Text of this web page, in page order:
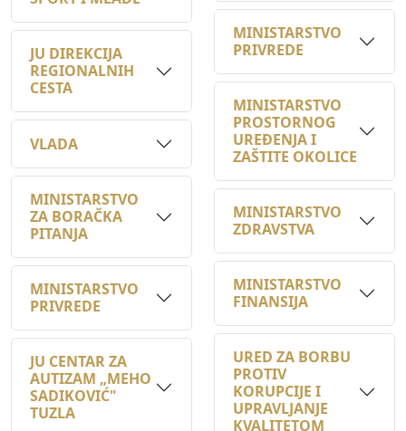
REGIONALNIH
CESTA
ZA BORAČKA
PITANJA
PRIVREDE
AUTIZAM „MEHO
SADIKOVIĆ"
TUZLA
PRIVREDE
PROSTORNOG
UREĐENJA I
ZAŠTITE OKOLICE
ZDRAVSTVA
FINANSIJA
PROTIV
KORUPCIJE I
UPRAVLJANJE
KVALITETOM